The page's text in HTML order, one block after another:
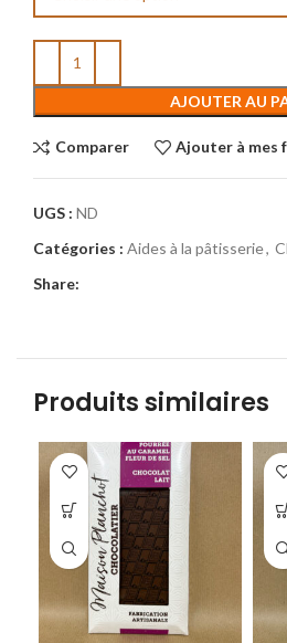
AJOUTER AU
Comparer Ajouter à mes
UGS : ND
Catégories : Aides à la pâtisserie,
Share:
Produits similaires